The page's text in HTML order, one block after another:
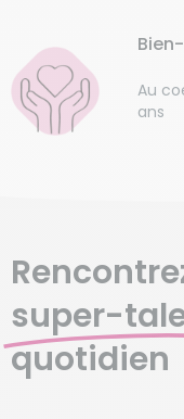
Au
ans
super-
quotidien